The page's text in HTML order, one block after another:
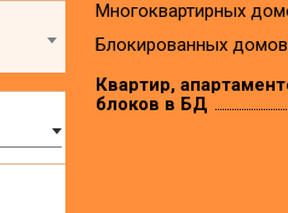
Многоквартирных
Блокированных домов
Квартир,
блоков в БД